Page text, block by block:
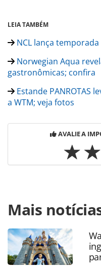
LEIA TAMBÉM
NCL lança
Norwegian Aqua
gastronômicas; confira
Estande PANROTAS
a WTM; veja fotos
AVALIE A
https://
cruise-line-comemora-
aqua_205036.html ou as
Todo o conteúdo
protegido pela
Não reproduza o
Mais